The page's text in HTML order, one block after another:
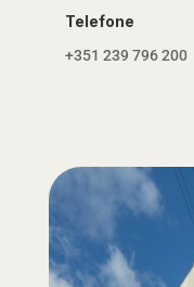
Telefone
+351 239 796 200